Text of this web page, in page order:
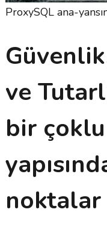
ProxySQL ana-
ve
bir
noktalar